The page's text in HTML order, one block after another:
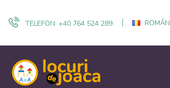
TELEFON: +40 764 524 289